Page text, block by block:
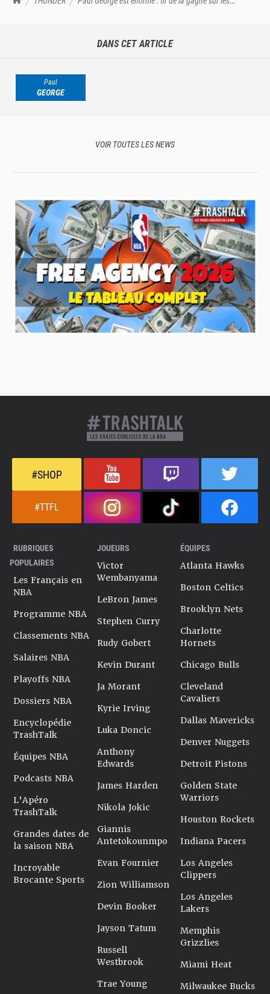
DANS CET ARTICLE
Paul
GEORGE
VOIR TOUTES LES NEWS
#SHOP
#TTFL
RUBRIQUES
POPULAIRES
Les Français en
NBA
Programme NBA
Classements NBA
Salaires NBA
Playoffs NBA
Dossiers NBA
Encyclopédie
TrashTalk
Équipes NBA
Podcasts NBA
L'Apéro
TrashTalk
Grandes dates de
la saison NBA
Incroyable
Brocante Sports
JOUEURS
Victor
Wembanyama
LeBron James
Stephen Curry
Rudy Gobert
Kevin Durant
Ja Morant
Kyrie Irving
Luka Doncic
Anthony
Edwards
James Harden
Nikola Jokic
Giannis
Antetokounmpo
Evan Fournier
Zion Williamson
Devin Booker
Jayson Tatum
Russell
Westbrook
Trae Young
ÉQUIPES
Atlanta Hawks
Boston Celtics
Brooklyn Nets
Charlotte
Hornets
Chicago Bulls
Cleveland
Cavaliers
Dallas Mavericks
Denver Nuggets
Detroit Pistons
Golden State
Warriors
Houston Rockets
Indiana Pacers
Los Angeles
Clippers
Los Angeles
Lakers
Memphis
Grizzlies
Miami Heat
Milwaukee Bucks